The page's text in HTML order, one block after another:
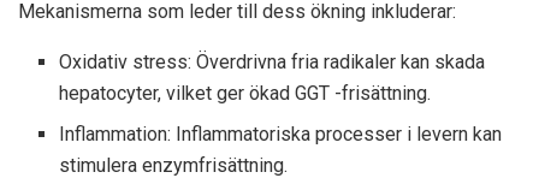
Mekanismerna som leder till dess ökning inkluderar:
Oxidativ stress: Överdrivna fria radikaler kan skada
hepatocyter, vilket ger ökad GGT -frisättning.
Inflammation: Inflammatoriska processer i levern kan
stimulera enzymfrisättning.